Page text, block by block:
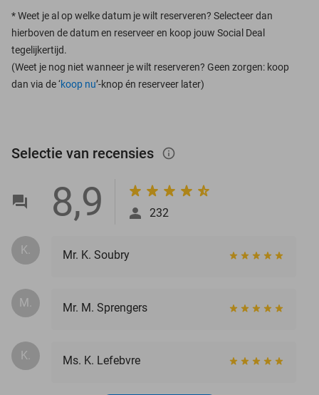
*Weet je al op welke datum je wilt reserveren? Selecteer dan
hierboven de datum en reserveer en koop jouw Social Deal
tegelijkertijd.
(Weet je nog niet wanneer je wilt reserveren? Geen zorgen: koop
dan via de ‘koop nu’-knop én reserveer later)
Selectie van recensies info_outlined
8,9 232
K. Mr. K. Soubry
M. Mr. M. Sprengers
K. Ms. K. Lefebvre